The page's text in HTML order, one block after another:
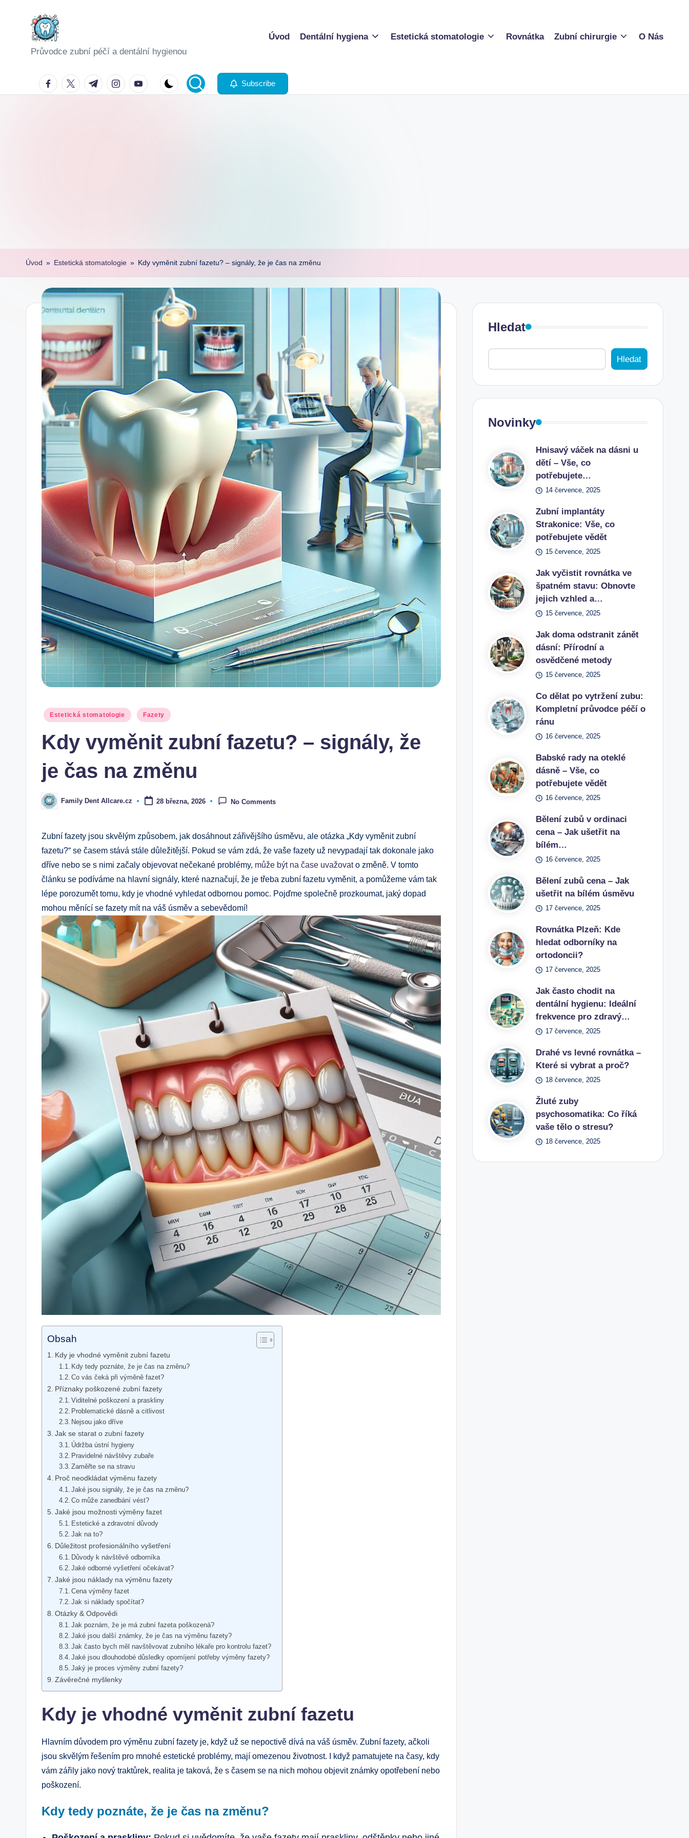
Průvodce zubní péčí a dentální hygienou
Úvod Dentální hygiena Estetická stomatologie Rovnátka Zubní chirurgie O Nás
facebook.com
twitter.com
t.me instagram.com
youtube.com Subscribe
Úvod » Estetická stomatologie » Kdy vyměnit zubní fazetu? – signály, že je čas na změnu
Posted
Estetická stomatologie Fazety
Kdy vyměnit zubní fazetu? – signály, že
je čas na změnu
Posted
by
Family Dent Allcare.cz 28 března, 2026 No Comments
Zubní fazety⁢ jsou skvělým způsobem, jak dosáhnout zářivějšího úsměvu, ale​ otázka‌ „Kdy vyměnit ‌zubní
fazetu?“ se časem stává stále důležitější. Pokud se vám zdá, že ⁤vaše fazety už nevypadají tak ⁣dokonale jako ​
dříve nebo‌ se s nimi začaly objevovat nečekané problémy, může být na čase uvažovato změně. V ⁣tomto
článku se podíváme na hlavní signály, které ​naznačují, ‍že je třeba zubní fazetu vyměnit,⁣ a⁤ pomůžeme vám tak
lépe porozumět tomu, kdy je​ vhodné vyhledat odbornou pomoc. Pojďme společně prozkoumat, jaký dopad
mohou měnící se fazety ⁣mít⁢ na váš úsměv a sebevědomí!
Obsah
Kdy je‍ vhodné vyměnit zubní fazetu
Kdy tedy poznáte, že je čas na změnu?
Co vás čeká ‍při ⁤výměně fazet?
Příznaky‌ poškozené⁤ zubní fazety
Viditelné poškození a praskliny
Problematické dásně a citlivost
Nejsou jako dříve
Jak‍ se starat o‍ zubní fazety
Údržba ústní hygieny
Pravidelné návštěvy zubaře
Zaměřte‌ se ‌na stravu
Proč neodkládat výměnu fazety
Jaké jsou signály, že ⁤je‍ čas na změnu?
Co může zanedbání vést?
Jaké jsou ‌možnosti výměny fazet
Estetické a zdravotní důvody
Jak na‌ to?
Důležitost profesionálního vyšetření
Důvody k ⁣návštěvě‌ odborníka
Jaké odborné vyšetření očekávat?
Jaké jsou náklady ⁣na výměnu fazety
Cena výměny fazet
Jak si⁣ náklady spočítat?
Otázky & Odpovědi
Jak poznám, že je má zubní ​fazeta poškozená?
Jaké jsou ⁤další známky, že je⁣ čas na výměnu fazety?
Jak často bych měl navštěvovat zubního lékaře pro kontrolu⁤ fazet?
Jaké jsou dlouhodobé důsledky⁤ opomíjení potřeby⁣ výměny fazety?
Jaký je proces výměny zubní fazety?
Závěrečné myšlenky
Kdy je‍ vhodné vyměnit zubní fazetu
Hlavním důvodem pro výměnu zubní fazety je, když ⁢už se nepoctivě dívá na váš ‌úsměv. Zubní fazety, ačkoli
jsou skvělým řešením‍ pro mnohé estetické problémy, mají omezenou životnost. I když pamatujete na časy, kdy
vám zářily jako nový traktůrek, realita je taková, že s časem ⁣se na‌ nich mohou objevit známky opotřebení‍ nebo
poškození.
Kdy tedy poznáte, že je čas na změnu?
Hledat
Hledat
Novinky
Hnisavý váček na dásni u
dětí – Vše, co
potřebujete…
14 července, 2025
Zubní implantáty
Strakonice: Vše, co
potřebujete vědět
15 července, 2025
Jak vyčistit rovnátka ve
špatném stavu: Obnovte
jejich vzhled a…
15 července, 2025
Jak doma odstranit zánět
dásní: Přírodní a
osvědčené metody
15 července, 2025
Co dělat po vytržení zubu:
Kompletní průvodce péčí o
ránu
16 července, 2025
Babské rady na oteklé
dásně – Vše, co
potřebujete vědět
16 července, 2025
Bělení zubů v ordinaci
cena – Jak ušetřit na
bílém…
16 července, 2025
Bělení zubů cena – Jak
ušetřit na bílém úsměvu
17 července, 2025
Rovnátka Plzeň: Kde
hledat odborníky na
ortodoncii?
17 července, 2025
Jak často chodit na
dentální hygienu: Ideální
frekvence pro zdravý…
17 července, 2025
Drahé vs levné rovnátka –
Které si vybrat a proč?
18 července, 2025
Žluté zuby
psychosomatika: Co říká
vaše tělo o stresu?
18 července, 2025